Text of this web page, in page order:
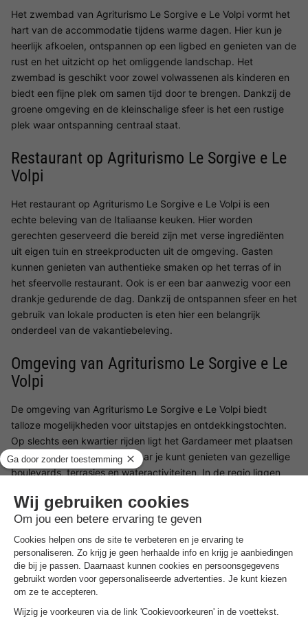
Het zwembad van Agriturismo Le Sorgive e Le Volpi vormt het
hart van de accommodatie tijdens warme dagen. Hier kun je
heerlijk afkoelen, ontspannen op een ligbed en genieten van de
rust en het uitzicht op het omliggende landschap. Het
zwembad is geschikt voor zowel volwassenen als kinderen en
biedt een fijne plek om samen tijd door te brengen. Dankzij de
groene omgeving en de kleinschalige sfeer is het een rustige
plek waar ontspanning centraal staat.
Restaurant op Agriturismo Le Sorgive e Le
Volpi
Het restaurant op Agriturismo Le Sorgive e Le Volpi is een
echte beleving van de Italiaanse keuken. Hier worden
gerechten geserveerd die bereid zijn met verse ingrediënten
uit eigen tuin en streekproducten uit de omgeving. Gasten
kunnen genieten van authentieke smaken op het terras of in
het sfeervolle restaurant. Ook is er een bar aanwezig voor een
drankje gedurende de dag. Dankzij de ontspannen sfeer en het
gebruik van lokale producten is eten hier een belangrijk
onderdeel van de vakantiebeleving.
Omgeving van Agriturismo Le Sorgive e Le
Volpi
De omgeving van Agriturismo Le Sorgive e Le Volpi biedt
talloze mogelijkheden voor uitstapjes en ontdekkingstochten.
Op slechts een kwartier rijden ligt het Gardameer met plaatsen
als Sirmione en Peschiera, waar je kunt genieten van gezellige
boulevards, terrasjes en wateractiviteiten. In de regio liggen
romantische sfeer, en Mantova met haar historische pleinen en
paleizen. Voor een bijzondere dagtrip is zelfs Venetië goed
bereikbaar. Daarnaast leent het omliggende landschap zich
perfect voor fietsen, wandelen en het ontdekken van de
wijngaarden en heuvels van Noord-Italië.
Goed omte weten